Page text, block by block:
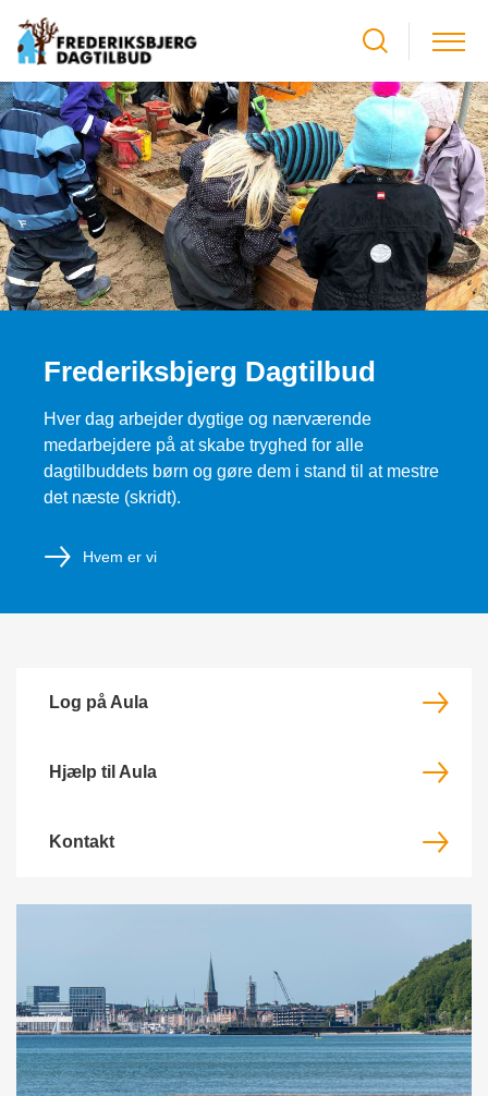
Frederiksbjerg Dagtilbud
Hver dag arbejder dygtige og nærværende
medarbejdere på at skabe tryghed for alle
dagtilbuddets børn og gøre dem i stand til at mestre
det næste (skridt).
Hvem er vi
Log på Aula
Hjælp til Aula
Kontakt